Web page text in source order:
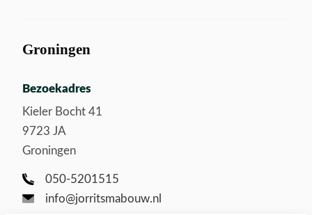
Groningen
Bezoekadres
Kieler Bocht 41
9723 JA
Groningen
050-5201515
info@jorritsmabouw.nl